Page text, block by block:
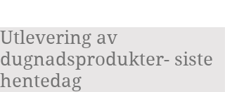
Utlevering av
dugnadsprodukter- siste
hentedag